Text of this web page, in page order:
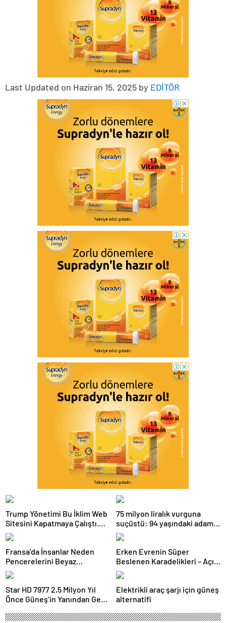
Last Updated on Haziran 15, 2025 by EDİTÖR
Trump Yönetimi Bu İklim Web
Sitesini Kapatmaya Çalıştı.
Bilim Adamları Onu Tekrar
Çevrimiçi Hale Getirdi
75 milyon liralık vurguna
suçüstü: 94 yaşındaki adamın
arsasını satmaya çalıştılar
Fransa’da İnsanlar Neden
Pencerelerini Beyaz
Tebeşirle Boyuyor?
Erken Evrenin Süper
Beslenen Karadelikleri – Açık
Bilim
Star HD 7977 2,5 Milyon Yıl
Önce Güneş’in Yanından Geçti
Yıldızlardaki Rahatsızlığı
Elektrikli araç şarjı için güneş
alternatifi